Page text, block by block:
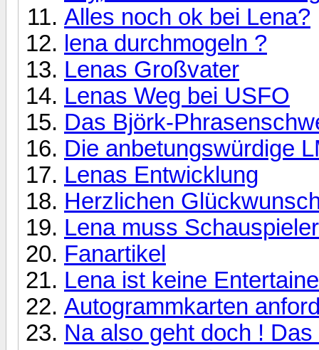
Alles noch ok bei Lena?
lena durchmogeln ?
Lenas Großvater
Lenas Weg bei USFO
Das Björk-
Die anbetungswürdige
Lenas Entwicklung
Herzlichen
Lena muss
Fanartikel
Lena ist keine
Autogrammkarten
Na also geht doch !